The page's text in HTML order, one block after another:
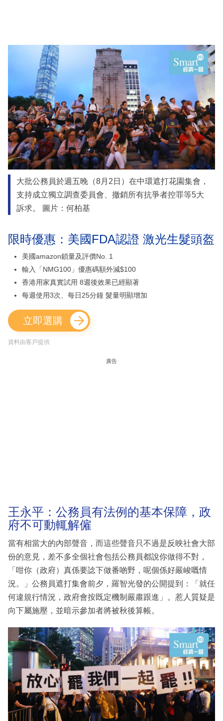
大批公務員於週五晚（8月2日）在中環遮打花園集會，
支持成立獨立調查委員會、撤銷所有抗爭者控罪等5大
訴求。 圖片：何柏基
限時優惠：美國FDA認證 激光生髮頭盔
美國amazon鎖量及評價No. 1
輸入「NMG100」優惠碼額外減$100
香港用家真實試用 8週後效果已經顯著
每週使用3次、每日25分鐘 髮量明顯增加
立即選購
資料由客戶提供
廣告
王永平：公務員有法例的基本保障，政
府不可動輒解僱
當有相當大的內部聲音，而這些聲音只不過是反映社會大部
份的意見，差不多全個社會包括公務員都說你做得不對，
「咁你（政府）真係要諗下做番啲野，呢個係好嚴峻嘅情
況。」公務員遮打集會前夕，羅智光發的公開提到：「就任
何違規行情況，政府會按既定機制嚴肅跟進」。惹人質疑是
向下屬施壓，並暗示參加者將被秋後算帳。